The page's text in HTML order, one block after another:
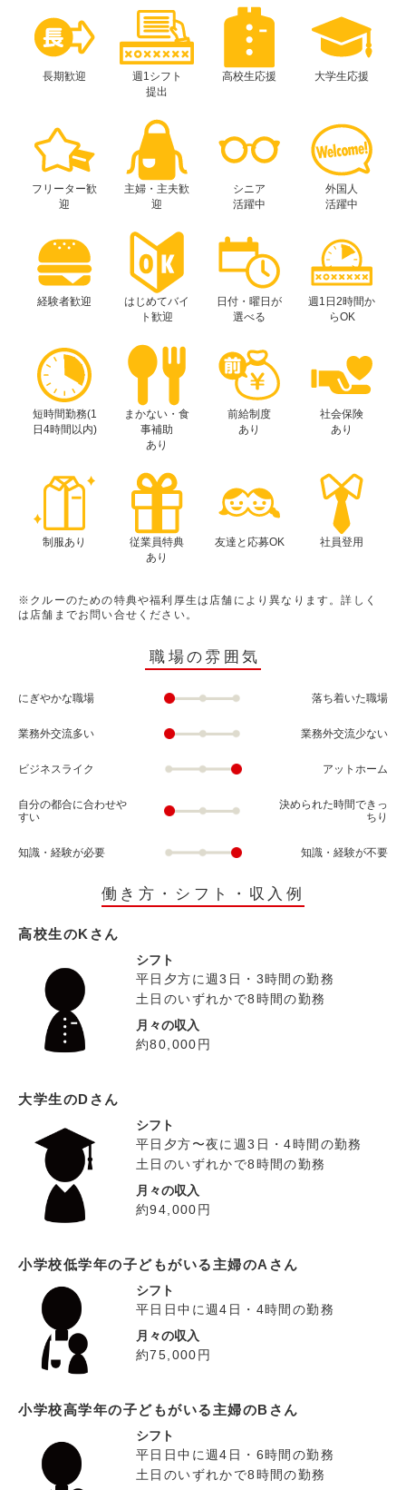
長期歓迎
週1シフト
提出
高校生応援 大学生応援
フリーター歓
迎
主婦・主夫歓
迎
シニア
活躍中
外国人
活躍中
経験者歓迎
はじめてバイ
ト歓迎
日付・曜日が
選べる
週1日2時間か
らOK
短時間勤務(1
日4時間以内)
まかない・食
事補助
あり
前給制度
あり
社会保険
あり
制服あり
従業員特典
あり
友達と応募OK 社員登用
※クルーのための特典や福利厚生は店舗により異なります。詳しく
は店舗までお問い合せください。
職場の雰囲気
にぎやかな職場 落ち着いた職場
業務外交流多い 業務外交流少ない
ビジネスライク アットホーム
自分の都合に合わせや
すい
決められた時間できっ
ちり
知識・経験が必要 知識・経験が不要
働き方・シフト・収入例
高校生のKさん
シフト
平日夕方に週3日・3時間の勤務
土日のいずれかで8時間の勤務
月々の収入
約80,000円
大学生のDさん
シフト
平日夕方〜夜に週3日・4時間の勤務
土日のいずれかで8時間の勤務
月々の収入
約94,000円
小学校低学年の子どもがいる主婦のAさん
シフト
平日日中に週4日・4時間の勤務
月々の収入
約75,000円
小学校高学年の子どもがいる主婦のBさん
シフト
平日日中に週4日・6時間の勤務
土日のいずれかで8時間の勤務